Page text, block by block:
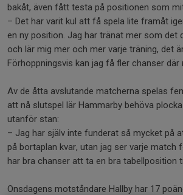
bakåt, även fått testa på positionen som
– Det har varit kul att få spela lite framåt
en ny position. Jag har tränat mer som det
och lär mig mer och mer varje träning, det
Förhoppningsvis kan jag få fler chanser där
Av de åtta avslutande matcherna spelas
att nå slutspel lär Hammarby behöva
utanför stan:
– Jag har själv inte funderat så mycket på
på bortaplan kvar, utan jag ser varje match
har bra chanser att ta en bra tabellposition
Onsdagens motståndare Hallby har 17